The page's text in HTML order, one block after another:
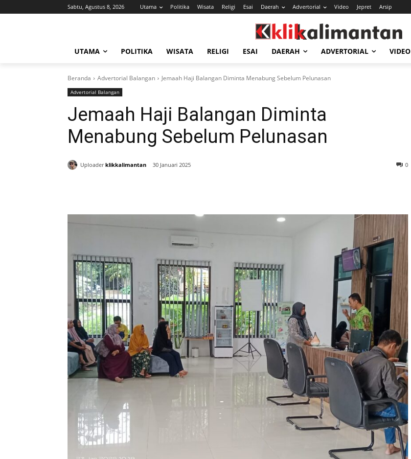
Sabtu, Agustus 8, 2026 Utama Politika Wisata Religi Esai Daerah Advertorial Video Jepret Arsip
UTAMA POLITIKA WISATA RELIGI ESAI DAERAH ADVERTORIAL VIDEO
Beranda Advertorial Balangan Jemaah Haji Balangan Diminta Menabung Sebelum Pelunasan
Advertorial Balangan
Jemaah Haji Balangan Diminta
Menabung Sebelum Pelunasan
Uploader klikkalimantan 30 Januari 2025 0